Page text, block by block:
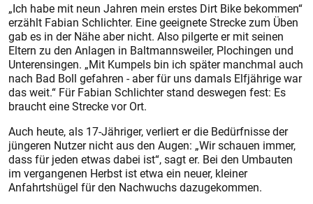
„Ich habe mit neun Jahren mein erstes Dirt Bike bekommen“
erzählt Fabian Schlichter. Eine geeignete Strecke zum Üben
gab es in der Nähe aber nicht. Also pilgerte er mit seinen
Eltern zu den Anlagen in Baltmannsweiler, Plochingen und
Unterensingen. „Mit Kumpels bin ich später manchmal auch
nach Bad Boll gefahren - aber für uns damals Elfjährige war
das weit.“ Für Fabian Schlichter stand deswegen fest: Es
braucht eine Strecke vor Ort.
Auch heute, als 17-Jähriger, verliert er die Bedürfnisse der
jüngeren Nutzer nicht aus den Augen: „Wir schauen immer,
dass für jeden etwas dabei ist“, sagt er. Bei den Umbauten
im vergangenen Herbst ist etwa ein neuer, kleiner
Anfahrtshügel für den Nachwuchs dazugekommen.